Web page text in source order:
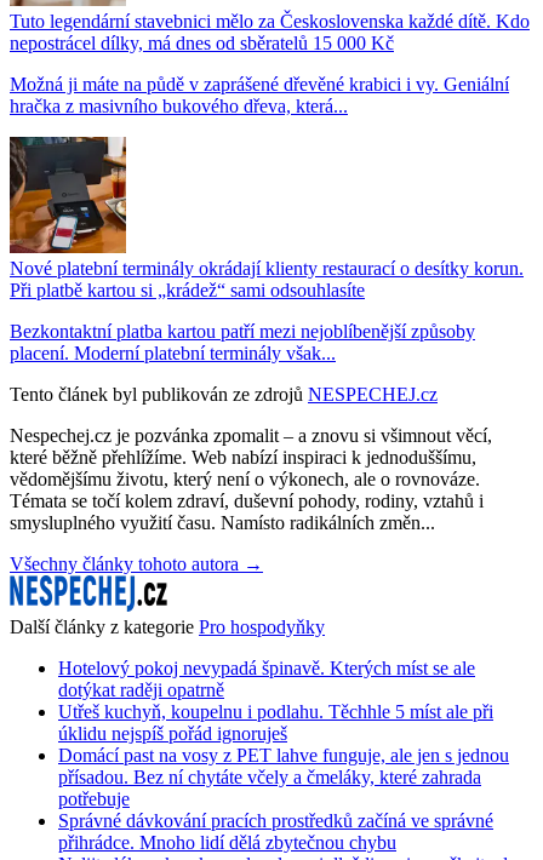
Tuto legendární stavebnici mělo za Československa každé dítě. Kdo
nepostrácel dílky, má dnes od sběratelů 15 000 Kč
Možná ji máte na půdě v zaprášené dřevěné krabici i vy. Geniální
hračka z masivního bukového dřeva, která...
Nové platební terminály okrádají klienty restaurací o desítky korun.
Při platbě kartou si „krádež“ sami odsouhlasíte
Bezkontaktní platba kartou patří mezi nejoblíbenější způsoby
placení. Moderní platební terminály však...
Tento článek byl publikován ze zdrojů NESPECHEJ.cz
Nespechej.cz je pozvánka zpomalit – a znovu si všimnout věcí,
které běžně přehlížíme. Web nabízí inspiraci k jednoduššímu,
vědomějšímu životu, který není o výkonech, ale o rovnováze.
Témata se točí kolem zdraví, duševní pohody, rodiny, vztahů i
smysluplného využití času. Namísto radikálních změn...
Všechny články tohoto autora →
Další články z kategorie Pro hospodyňky
Hotelový pokoj nevypadá špinavě. Kterých míst se ale
dotýkat raději opatrně
Utřeš kuchyň, koupelnu i podlahu. Těchhle 5 míst ale při
úklidu nejspíš pořád ignoruješ
Domácí past na vosy z PET lahve funguje, ale jen s jednou
přísadou. Bez ní chytáte včely a čmeláky, které zahrada
potřebuje
Správné dávkování pracích prostředků začíná ve správné
přihrádce. Mnoho lidí dělá zbytečnou chybu